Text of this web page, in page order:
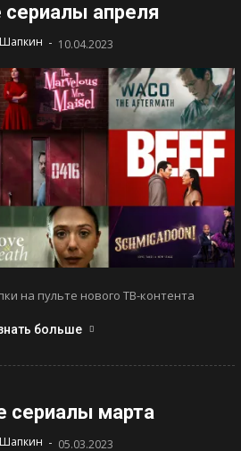
сериалы апреля
- 10.04.2023
на пульте нового ТВ-контента
больше
сериалы марта
- 05.03.2023